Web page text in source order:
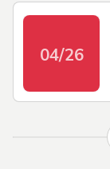
04/26